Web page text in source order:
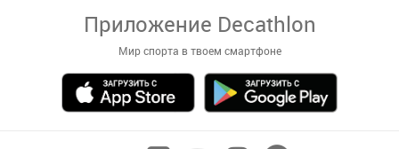
Приложение Decathlon
Мир спорта в твоем смартфоне